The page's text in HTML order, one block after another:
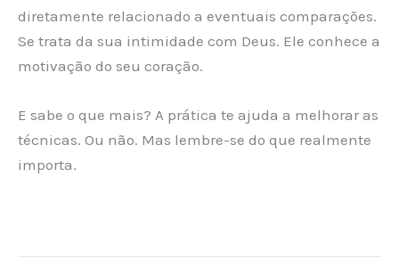
diretamente relacionado a eventuais comparações.
Se trata da sua intimidade com Deus. Ele conhece a
motivação do seu coração.
E sabe o que mais? A prática te ajuda a melhorar as
técnicas. Ou não. Mas lembre-se do que realmente
importa.